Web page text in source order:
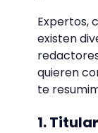
Expertos,
existen
quieren
te
1.